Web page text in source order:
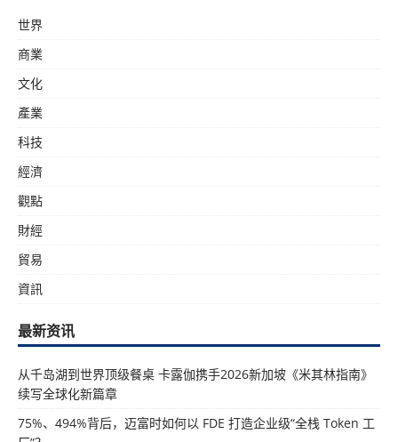
世界
商業
文化
產業
科技
經濟
觀點
財經
貿易
資訊
最新资讯
从千岛湖到世界顶级餐桌 卡露伽携手2026新加坡《米其林指南》
续写全球化新篇章
75%、494%背后，迈富时如何以 FDE 打造企业级“全栈 Token 工